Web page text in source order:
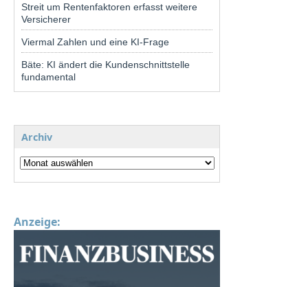
Streit um Rentenfaktoren erfasst weitere
Versicherer
Viermal Zahlen und eine KI-Frage
Bäte: KI ändert die Kundenschnittstelle
fundamental
Archiv
Anzeige: